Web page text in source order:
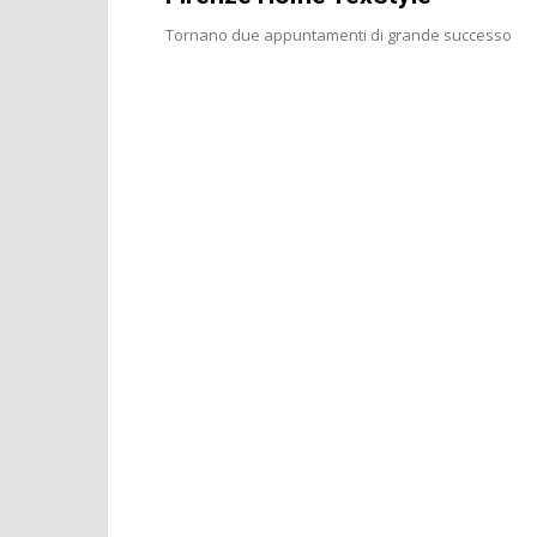
Tornano due appuntamenti di grande successo